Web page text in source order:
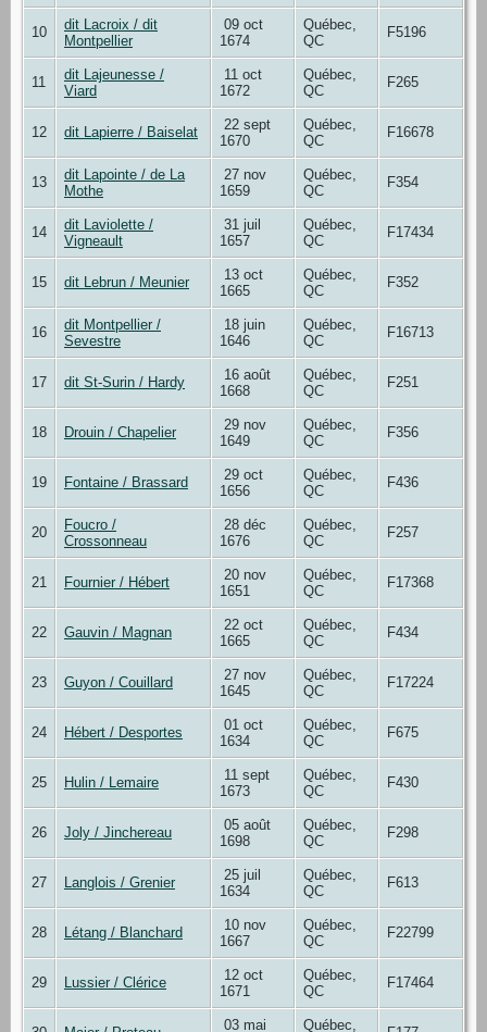
10
dit Lacroix / dit
Montpellier
09 oct
1674
Québec,
QC
F5196
11
dit Lajeunesse /
Viard
11 oct
1672
Québec,
QC
F265
12 dit Lapierre / Baiselat
22 sept
1670
Québec,
QC
F16678
13
dit Lapointe / de La
Mothe
27 nov
1659
Québec,
QC
F354
14
dit Laviolette /
Vigneault
31 juil
1657
Québec,
QC
F17434
15 dit Lebrun / Meunier
13 oct
1665
Québec,
QC
F352
16
dit Montpellier /
Sevestre
18 juin
1646
Québec,
QC
F16713
17 dit St-Surin / Hardy
16 août
1668
Québec,
QC
F251
18 Drouin / Chapelier
29 nov
1649
Québec,
QC
F356
19 Fontaine / Brassard
29 oct
1656
Québec,
QC
F436
20
Foucro /
Crossonneau
28 déc
1676
Québec,
QC
F257
21 Fournier / Hébert
20 nov
1651
Québec,
QC
F17368
22 Gauvin / Magnan
22 oct
1665
Québec,
QC
F434
23 Guyon / Couillard
27 nov
1645
Québec,
QC
F17224
24 Hébert / Desportes
01 oct
1634
Québec,
QC
F675
25 Hulin / Lemaire
11 sept
1673
Québec,
QC
F430
26 Joly / Jinchereau
05 août
1698
Québec,
QC
F298
27 Langlois / Grenier
25 juil
1634
Québec,
QC
F613
28 Létang / Blanchard
10 nov
1667
Québec,
QC
F22799
29 Lussier / Clérice
12 oct
1671
Québec,
QC
F17464
03 mai Québec,